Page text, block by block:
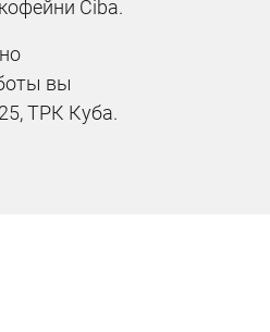
Ciba.
вы
ТРК Куба.